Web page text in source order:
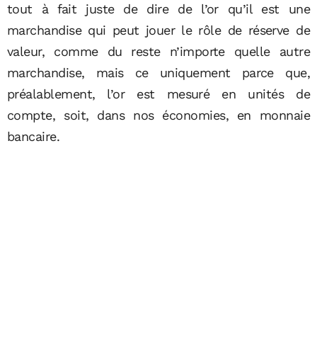
tout à fait juste de dire de l’or qu’il est une
marchandise qui peut jouer le rôle de réserve de
valeur, comme du reste n’importe quelle autre
marchandise, mais ce uniquement parce que,
préalablement, l’or est mesuré en unités de
compte, soit, dans nos économies, en monnaie
bancaire.